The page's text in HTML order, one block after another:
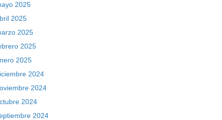
2025
2025
2025
2025
2025
2024
2024
2024
2024